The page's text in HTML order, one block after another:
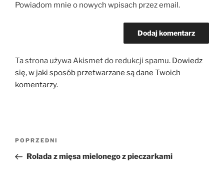
Powiadom mnie o nowych wpisach przez email.
Ta strona używa Akismet do redukcji spamu. Dowiedz
się, w jaki sposób przetwarzane są dane Twoich
komentarzy.
Nawigacja
Poprzedni
wpis
POPRZEDNI
Rolada z mięsa mielonego z pieczarkami